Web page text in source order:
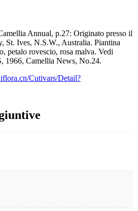
Annual, p.27: Originato presso il
St. Ives, N.S.W., Australia. Piantina
petalo rovescio, rosa malva. Vedi
1966, Camellia News, No.24.
Cutivars/Detail?